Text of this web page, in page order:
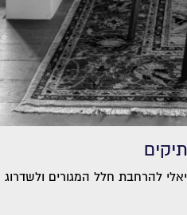
להרחבת חלל המגורים